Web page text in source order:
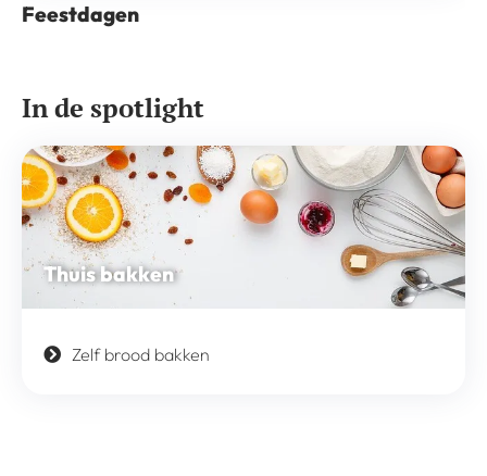
Feestdagen
In de spotlight
Thuis bakken
Zelf brood bakken